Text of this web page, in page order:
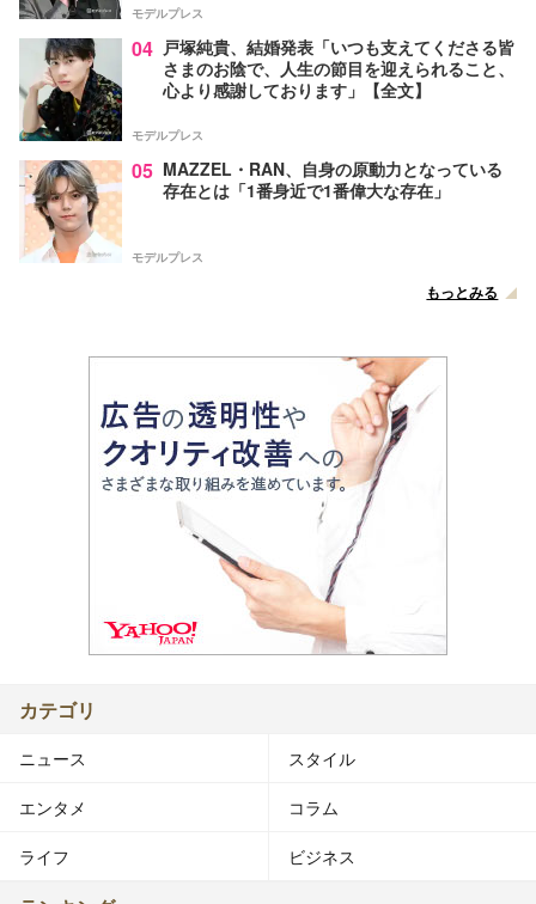
モデルプレス
04 戸塚純貴、結婚発表「いつも支えてくださる皆
さまのお陰で、人生の節目を迎えられること、
心より感謝しております」【全文】
モデルプレス
05 MAZZEL・RAN、自身の原動力となっている
存在とは「1番身近で1番偉大な存在」
モデルプレス
もっとみる
カテゴリ
ニュース スタイル
エンタメ コラム
ライフ ビジネス